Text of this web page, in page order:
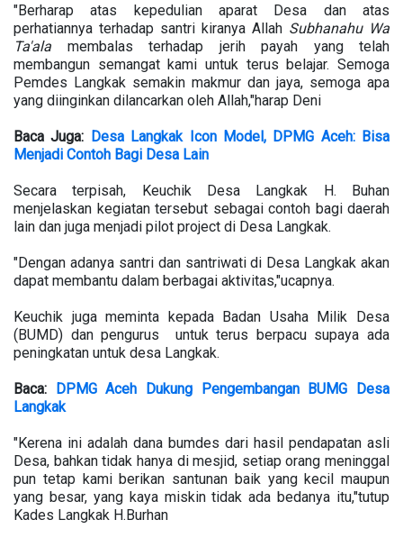
"Berharap atas kepedulian aparat Desa dan atas
perhatiannya terhadap santri kiranya Allah Subhanahu Wa
Ta'ala membalas terhadap jerih payah yang telah
membangun semangat kami untuk terus belajar. Semoga
Pemdes Langkak semakin makmur dan jaya, semoga apa
yang diinginkan dilancarkan oleh Allah,"harap Deni
Baca Juga: Desa Langkak Icon Model, DPMG Aceh: Bisa
Menjadi Contoh Bagi Desa Lain
Secara terpisah, Keuchik Desa Langkak H. Buhan
menjelaskan kegiatan tersebut sebagai contoh bagi daerah
lain dan juga menjadi pilot project di Desa Langkak.
"Dengan adanya santri dan santriwati di Desa Langkak akan
dapat membantu dalam berbagai aktivitas,"ucapnya.
Keuchik juga meminta kepada Badan Usaha Milik Desa
(BUMD) dan pengurus untuk terus berpacu supaya ada
peningkatan untuk desa Langkak.
Baca: DPMG Aceh Dukung Pengembangan BUMG Desa
Langkak
"Kerena ini adalah dana bumdes dari hasil pendapatan asli
Desa, bahkan tidak hanya di mesjid, setiap orang meninggal
pun tetap kami berikan santunan baik yang kecil maupun
yang besar, yang kaya miskin tidak ada bedanya itu,"tutup
Kades Langkak H.Burhan